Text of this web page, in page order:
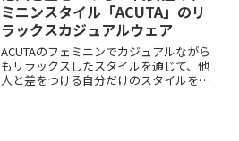
ます。 「スーツに見える作業着」は、快
適さと機能性を持ちながら外見はスーツ
のようなデザインの服です。高機能な
ultimex生地の特徴や利点、シンプルなデ
ザインの魅力、30代後半〜50代男性にぴ
ったりのスタイリング提案など、この着
心地のいいアイテムを詳しく解説してい
ミニンスタイル「ACUTA」のリ
ラックスカジュアルウェア
ACUTAのフェミニンでカジュアルながら
もリラックスしたスタイルを通じて、他
人と差をつける自分だけのスタイルを作